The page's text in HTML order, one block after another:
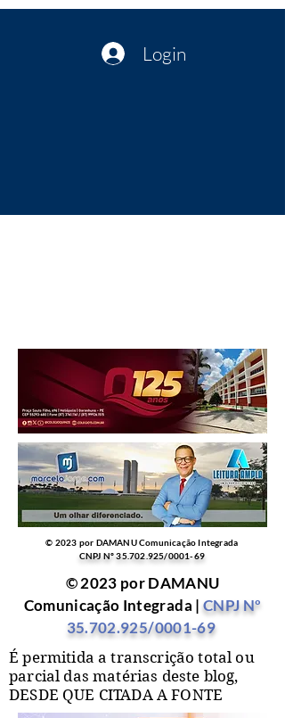
Login
© 2023 por DAMANU Comunicação Integrada
CNPJ Nº35.702.925/0001-69
© 2023 por DAMANU
Comunicação Integrada | CNPJ Nº
35.702.925/0001-69
É permitida a transcrição total ou
parcial das matérias deste blog,
DESDE QUE CITADA A FONTE